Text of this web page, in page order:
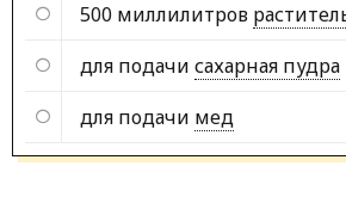
500 миллилитров
для подачи сахарная пудра
для подачи мед